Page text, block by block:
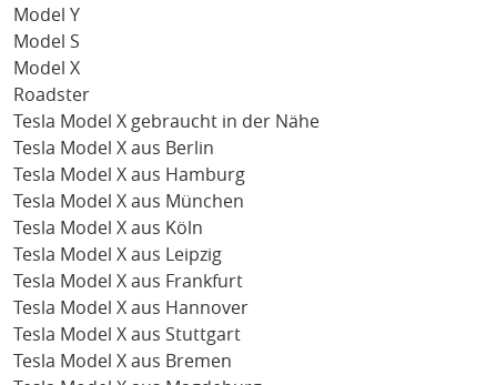
Model Y
Model S
Model X
Roadster
Tesla Model X gebraucht in der Nähe
Tesla Model X aus Berlin
Tesla Model X aus Hamburg
Tesla Model X aus München
Tesla Model X aus Köln
Tesla Model X aus Leipzig
Tesla Model X aus Frankfurt
Tesla Model X aus Hannover
Tesla Model X aus Stuttgart
Tesla Model X aus Bremen